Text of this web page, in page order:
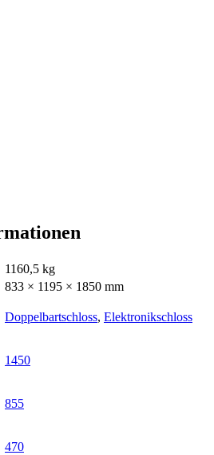
1160,5 kg
833 × 1195 × 1850 mm
Doppelbartschloss, Elektronikschloss
1450
855
470